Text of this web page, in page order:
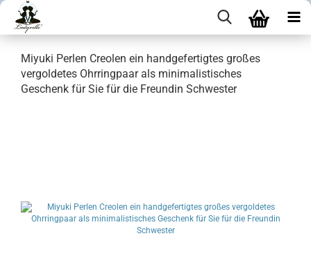
Miyuki Perlen Creolen ein handgefertigtes großes
vergoldetes Ohrringpaar als minimalistisches
Geschenk für Sie für die Freundin Schwester